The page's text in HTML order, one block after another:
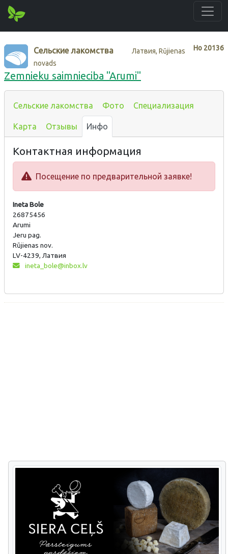
Нo 20136
Сельские лакомства
Латвия, Rūjienas
novads
Zemnieku saimnieciba "Arumi"
Сельские лакомства Фото Специализация
Карта Отзывы Инфо
Контактная информация
Посещение по предварительной заявке!
Ineta Bole
26875456
Arumi
Jeru pag.
Rūjienas nov.
LV-4239, Латвия
ineta_bole@inbox.lv